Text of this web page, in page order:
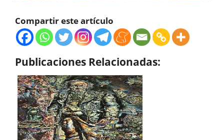
Compartir este artículo
Publicaciones Relacionadas: